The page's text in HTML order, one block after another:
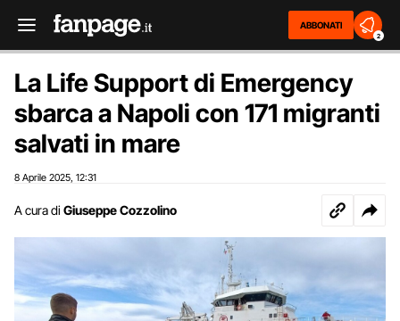
ABBONATI
2
La Life Support di Emergency
sbarca a Napoli con 171 migranti
salvati in mare
8 Aprile 2025 12:31
A cura di Giuseppe Cozzolino